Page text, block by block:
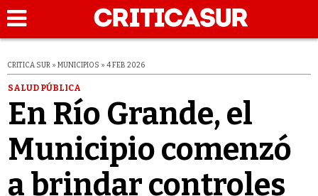
CRITICA SUR » MUNICIPIOS » 4 FEB 2026
SALUD PÚBLICA
En Río Grande, el
Municipio comenzó
a brindar controles